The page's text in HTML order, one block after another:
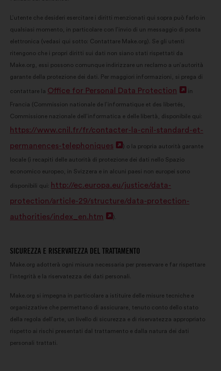
L’utente che desideri esercitare i diritti menzionati qui sopra può farlo in
qualsiasi momento, in particolare con l’invio di un messaggio di posta
elettronica (vedasi qui sotto: Contattare Make.org). Se gli utenti
ritengono che i propri diritti sui dati non siano stati rispettati da
Make.org, essi possono comunque indirizzare un reclamo a un’autorità
garante della protezione dei dati. Per maggiori informazioni, si prega di
contattare la Office for Personal Data Protection
Apri
in
Francia (Commission nationale de l’informatique et des libertés,
Commissione nazionale dell’informatica e delle libertà, disponibile qui:
https://www.cnil.fr/fr/contacter-la-cnil-standard-et-
permanences-telephoniques
Apri
in
) o la propria autorità garante
locale (i recapiti delle autorità di protezione dei dati nello Spazio
economico europeo, in Svizzera e in alcuni paesi non europei sono
disponibili qui: http://ec.europa.eu/justice/data-
protection/article-29/structure/data-protection-
authorities/index_en.htm
Apri
un'altra
scheda
).
SICUREZZA E RISERVATEZZA DEL TRATTAMENTO
Make.org adotterà ogni misura necessaria per preservare e far rispettare
l’integrità e la riservatezza dei dati personali.
Make.org si impegna in particolare a istituire delle misure tecniche e
organizzative che permettano di assicurare, tenuto conto dello stato
della regola dell’arte, un livello di sicurezza e di riservatezza appropriato
rispetto ai rischi presentati dal trattamento e dalla natura dei dati
personali trattati.